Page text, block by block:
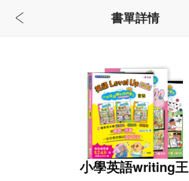
小學英語writing王
書單詳情